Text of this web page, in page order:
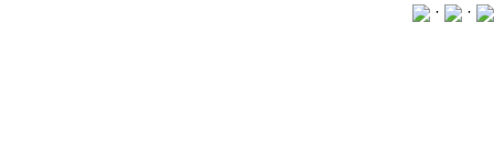
· ·